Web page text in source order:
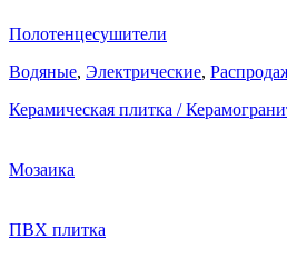
Полотенцесушители
Водяные, Электрические,
Керамическая плитка /
Мозаика
ПВХ плитка